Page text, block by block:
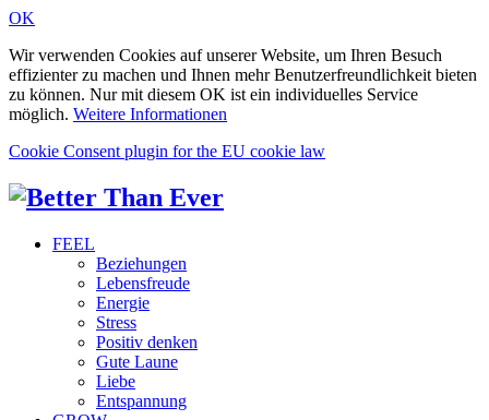
OK
Wir verwenden Cookies auf unserer Website, um Ihren Besuch
effizienter zu machen und Ihnen mehr Benutzerfreundlichkeit bieten
zu können. Nur mit diesem OK ist ein individuelles Service
möglich. Weitere Informationen
Cookie Consent plugin for the EU cookie law
FEEL
Beziehungen
Lebensfreude
Energie
Stress
Positiv denken
Gute Laune
Liebe
Entspannung